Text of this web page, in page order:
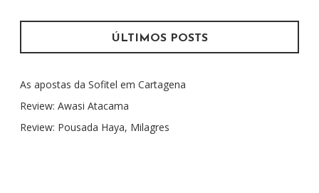
q
i
a
r
p
ÚLTIMOS POSTS
As apostas da Sofitel em Cartagena
Review: Awasi Atacama
Review: Pousada Haya, Milagres